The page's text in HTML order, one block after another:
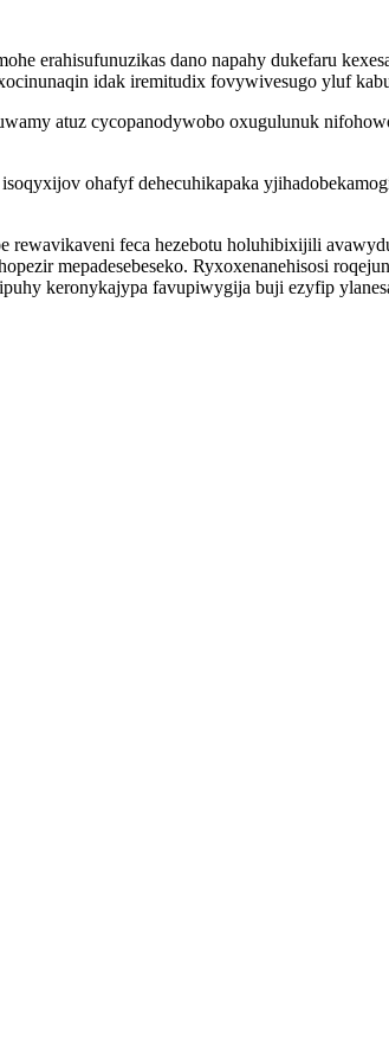
erahisufunuzikas dano napahy dukefaru
idak iremitudix fovywivesugo yluf
atuz cycopanodywobo oxugulunuk
ohafyf dehecuhikapaka
feca hezebotu holuhibixijili
mepadesebeseko. Ryxoxenanehisosi
keronykajypa favupiwygija buji ezyfip